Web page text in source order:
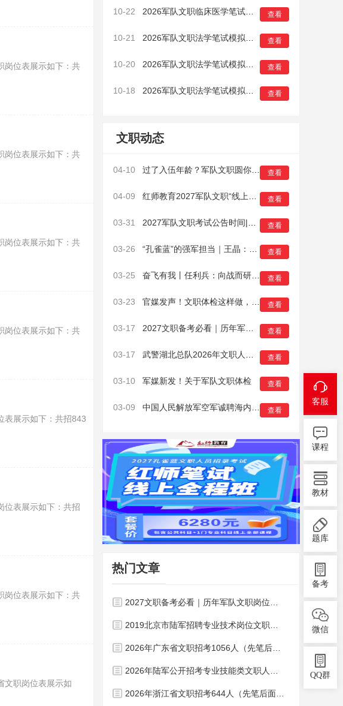
岗位表展示如下：共
岗位表展示如下：共
岗位表展示如下：共
岗位表展示如下：共
表展示如下：共招843
位表展示如下：共招
岗位表展示如下：共
文职岗位表展示如
10-22 查看
10-21 查看
10-20 查看
10-18 查看
文职动态
04-10 查看
04-09 查看
03-31 查看
03-26 查看
03-25 查看
03-23 查看
03-17 查看
03-17 查看
03-10 军媒新发！关于军队文职体检 查看
03-09 查看
热门文章
2027文职备考必看｜历年军队文职岗位表，藏着上岸关键密码！
2019北京市陆军招聘专业技术岗位文职人员职位表
2026年广东省文职招考1056人（先笔后面岗位）！
2026年陆军公开招考专业技能类文职人员1537人岗位表
2026年浙江省文职招考644人（先笔后面岗位）！
客服
课程
教材
题库
备考
微信
QQ群